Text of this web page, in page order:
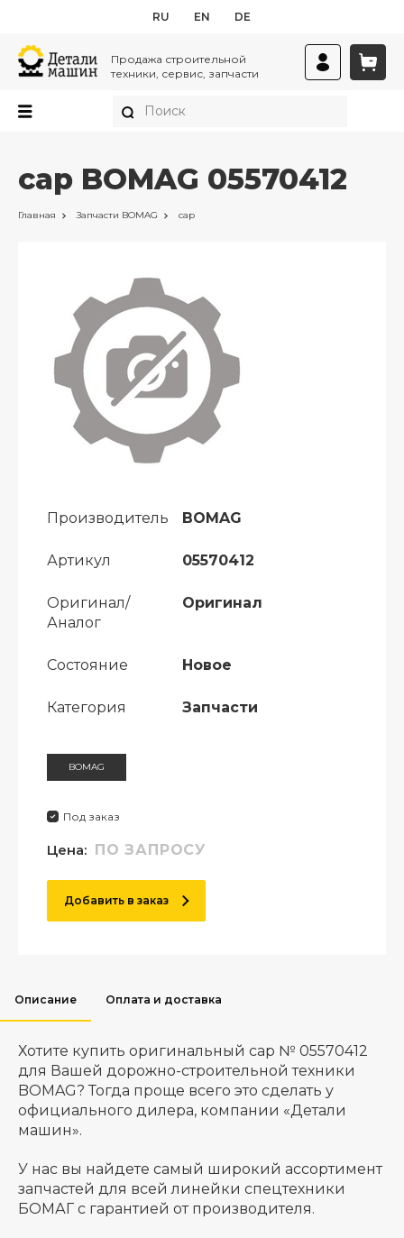
RU EN DE
Продажа строительной
техники, сервис, запчасти
cap BOMAG 05570412
Главная Запчасти BOMAG cap
Производитель BOMAG
Артикул 05570412
Оригинал/
Аналог
Оригинал
Состояние Новое
Категория Запчасти
BOMAG
Под заказ
Цена: ПО ЗАПРОСУ
Добавить в заказ
Описание Оплата и доставка
Хотите купить оригинальный cap № 05570412
для Вашей дорожно-строительной техники
BOMAG? Тогда проще всего это сделать у
официального дилера, компании «Детали
машин».
У нас вы найдете самый широкий ассортимент
запчастей для всей линейки спецтехники
БОМАГ с гарантией от производителя.